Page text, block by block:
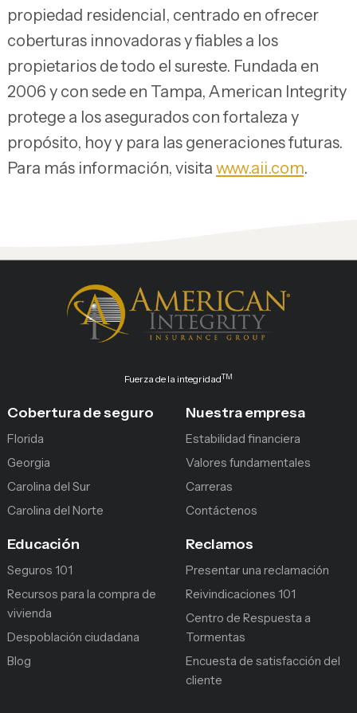
propiedad residencial, centrado en ofrecer
coberturas innovadoras y fiables a los
propietarios de todo el sureste. Fundada en
2006 y con sede en Tampa, American Integrity
protege a los asegurados con fortaleza y
propósito, hoy y para las generaciones futuras.
Para más información, visita www.aii.com.
Fuerza de la integridadTM
Cobertura de seguro
Florida
Georgia
Carolina del Sur
Carolina del Norte
Nuestra empresa
Estabilidad financiera
Valores fundamentales
Carreras
Contáctenos
Educación
Seguros 101
Recursos para la compra de
vivienda
Despoblación ciudadana
Blog
Reclamos
Presentar una reclamación
Reivindicaciones 101
Centro de Respuesta a
Tormentas
Encuesta de satisfacción del
cliente